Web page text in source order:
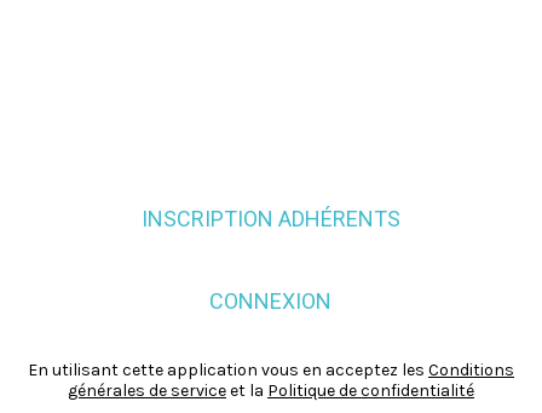
INSCRIPTION ADHÉRENTS
CONNEXION
En utilisant cette application vous en acceptez les Conditions
générales de serviceet la Politique de confidentialité